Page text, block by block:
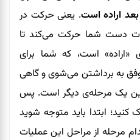
بعد اراده است. یعنی حرکت در
دست شما حرکت می‌کند تا
«اراده» است، که شما برای
به برداشتن می‌شوی و گاهی
یک مرحله‌ی دیگر است. پس
کنید؛ ابتدا باید متوجه شوید
مرحله از مراحل این عملیات